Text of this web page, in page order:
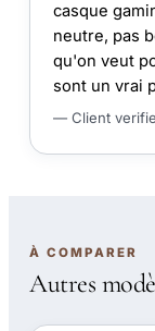
casque
neutre, pas
qu'on veut
sont un vrai
— Client
À COMPARER
Autres